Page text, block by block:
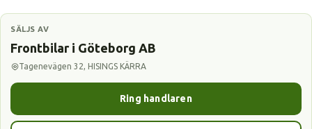
SÄLJS AV
Frontbilar i Göteborg AB
Tagenevägen 32, HISINGS KÄRRA
Ring handlaren